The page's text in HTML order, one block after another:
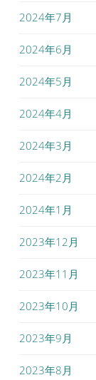
2024年7月
2024年6月
2024年5月
2024年4月
2024年3月
2024年2月
2024年1月
2023年12月
2023年11月
2023年10月
2023年9月
2023年8月